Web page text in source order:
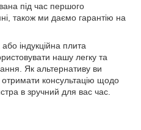
під час першого
також ми даємо гарантію на
індукційна плита
нашу легку та
Як альтернативу ви
консультацію щодо
в зручний для вас час.